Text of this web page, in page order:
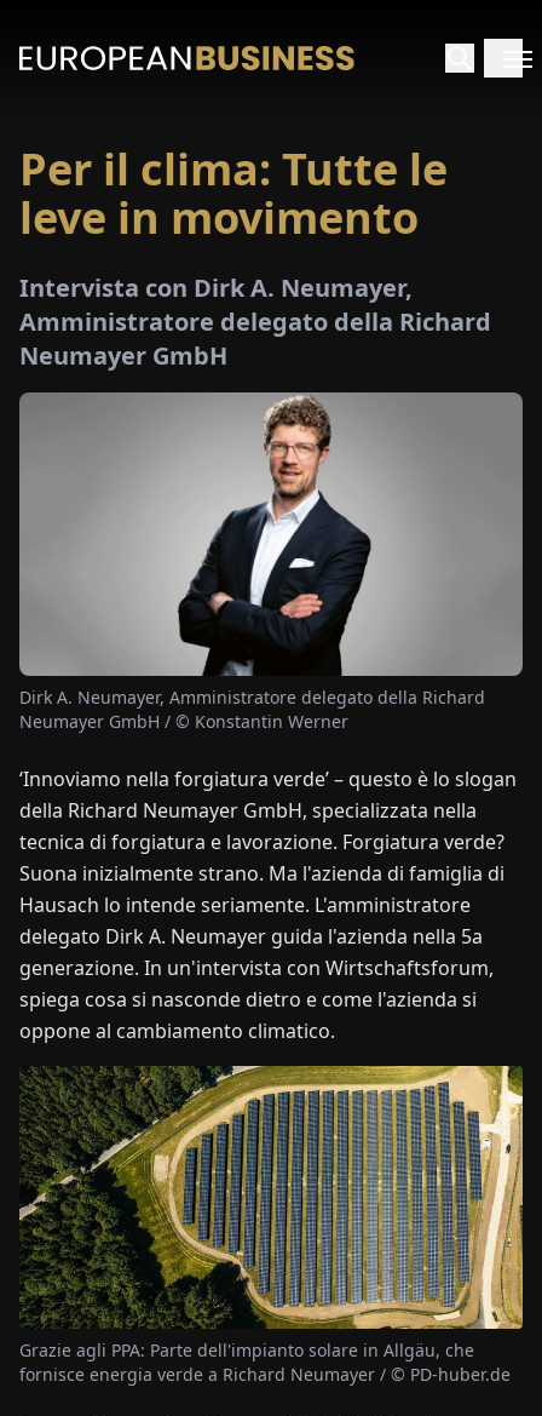
HOME
ENDEFRESITNLPLHU
CONTATTACI
Per il clima: Tutte le
leve in movimento
Intervista con Dirk A. Neumayer,
Amministratore delegato della Richard
Neumayer GmbH
Dirk A. Neumayer, Amministratore delegato della Richard
Neumayer GmbH / © Konstantin Werner
‘Innoviamo nella forgiatura verde’ – questo è lo slogan
della Richard Neumayer GmbH, specializzata nella
tecnica di forgiatura e lavorazione. Forgiatura verde?
Suona inizialmente strano. Ma l'azienda di famiglia di
Hausach lo intende seriamente. L'amministratore
delegato Dirk A. Neumayer guida l'azienda nella 5a
generazione. In un'intervista con Wirtschaftsforum,
spiega cosa si nasconde dietro e come l'azienda si
oppone al cambiamento climatico.
Grazie agli PPA: Parte dell'impianto solare in Allgäu, che
fornisce energia verde a Richard Neumayer / © PD-huber.de